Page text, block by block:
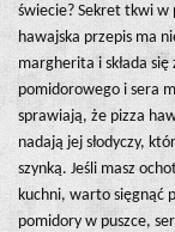
świecie? Sekret tkwi w
hawajska przepis ma
margherita i składa
pomidorowego i sera
sprawiają, że pizza
nadają jej słodyczy,
szynką. Jeśli masz
kuchni, warto sięgnąć
pomidory w puszce,